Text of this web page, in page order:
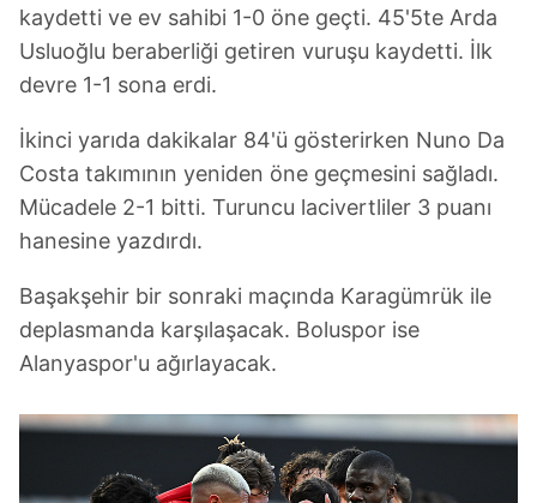
kaydetti ve ev sahibi 1-0 öne geçti. 45'5te Arda
Usluoğlu beraberliği getiren vuruşu kaydetti. İlk
devre 1-1 sona erdi.
İkinci yarıda dakikalar 84'ü gösterirken Nuno Da
Costa takımının yeniden öne geçmesini sağladı.
Mücadele 2-1 bitti. Turuncu lacivertliler 3 puanı
hanesine yazdırdı.
Başakşehir bir sonraki maçında Karagümrük ile
deplasmanda karşılaşacak. Boluspor ise
Alanyaspor'u ağırlayacak.